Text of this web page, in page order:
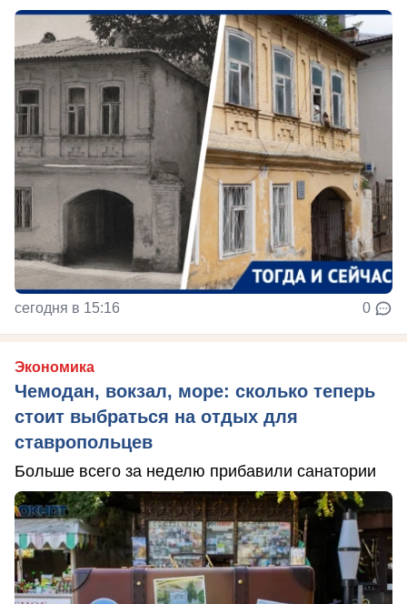
сегодня в 15:16 0
Экономика
Чемодан, вокзал, море: сколько теперь
стоит выбраться на отдых для
ставропольцев
Больше всего за неделю прибавили санатории